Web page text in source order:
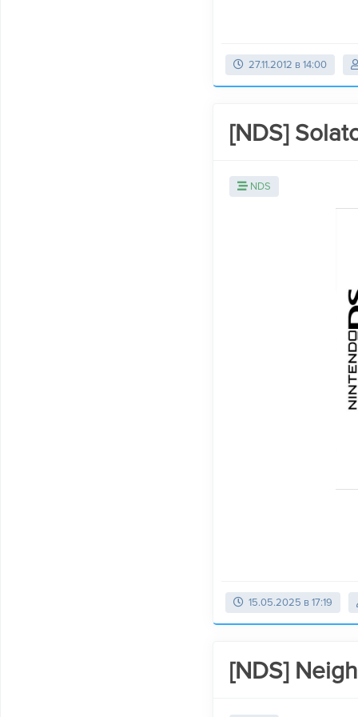
27.11.2012 в 14:00
[NDS]
NDS
15.05.2025 в 17:19
[NDS]